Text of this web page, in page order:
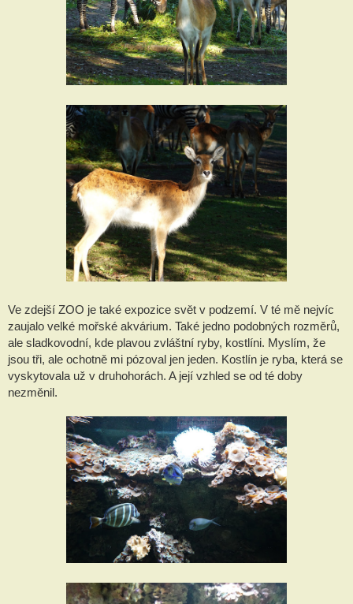
Ve zdejší ZOO je také expozice svět v podzemí. V té mě nejvíc
zaujalo velké mořské akvárium. Také jedno podobných rozměrů,
ale sladkovodní, kde plavou zvláštní ryby, kostlíni. Myslím, že
jsou tři, ale ochotně mi pózoval jen jeden. Kostlín je ryba, která se
vyskytovala už v druhohorách. A její vzhled se od té doby
nezměnil.